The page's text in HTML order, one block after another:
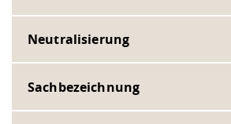
Neutralisierung
Sachbezeichnung